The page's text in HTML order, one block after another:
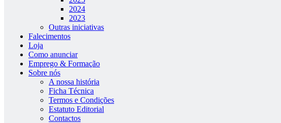
2024
2023
Outras iniciativas
Falecimentos
Loja
Como anunciar
Emprego & Formação
Sobre nós
A nossa história
Ficha Técnica
Termos e Condições
Estatuto Editorial
Contactos